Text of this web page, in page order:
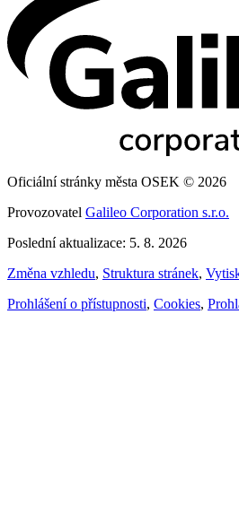
Oficiální stránky města OSEK © 2026
Provozovatel Galileo Corporation s.r.o.
Poslední aktualizace: 5. 8. 2026
Změna vzhledu, Struktura stránek,
Prohlášení o přístupnosti, Cookies,